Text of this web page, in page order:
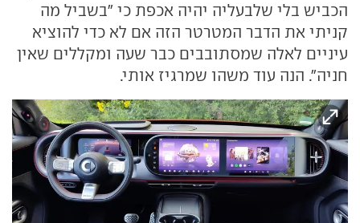
הכביש בלי שלבעליה יהיה אכפת כי "בשביל מה
קניתי את הדבר המטרטר הזה אם לא כדי להוציא
עיניים לאלה שמסתובבים כבר שעה ומקללים שאין
חניה". הנה עוד משהו שמרגיז אותי.